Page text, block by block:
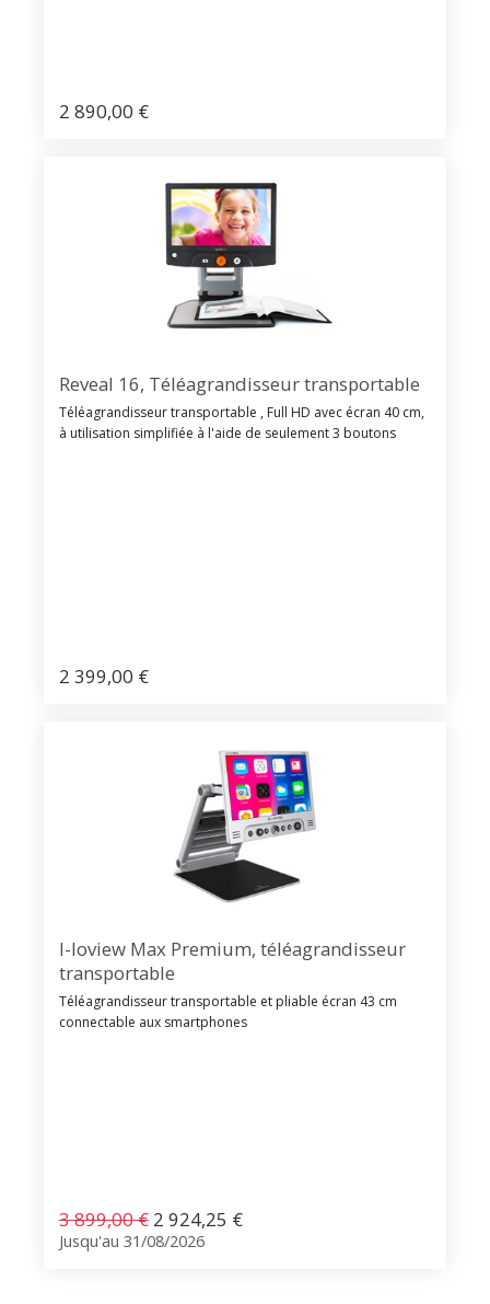
2 890,00 €
Reveal 16, Téléagrandisseur transportable
Téléagrandisseur transportable , Full HD avec écran 40 cm,
à utilisation simplifiée à l'aide de seulement 3 boutons
2 399,00 €
I-loview Max Premium, téléagrandisseur
transportable
Téléagrandisseur transportable et pliable écran 43 cm
connectable aux smartphones
3 899,00€ 2 924,25 €
Jusqu'au 31/08/2026